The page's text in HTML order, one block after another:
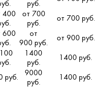
руб.
400
от 700
руб.
от 700 руб.
600
от
900 руб.
от 900 руб.
1400
руб.
1400 руб.
руб.
9000
руб.
1400 руб.